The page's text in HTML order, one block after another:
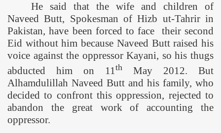
He said that the wife and children of
Naveed Butt, Spokesman of Hizb ut-Tahrir in
Pakistan, have been forced to face their second
Eid without him because Naveed Butt raised his
voice against the oppressor Kayani, so his thugs
abducted him on 11 th
May 2012. But
Alhamdulillah Naveed Butt and his family, who
decided to confront this oppression, rejected to
abandon the great work of accounting the
oppressor.